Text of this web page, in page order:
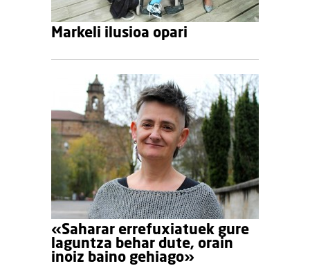
Markeli ilusioa opari
«Saharar errefuxiatuek gure
laguntza behar dute, orain
inoiz baino gehiago»